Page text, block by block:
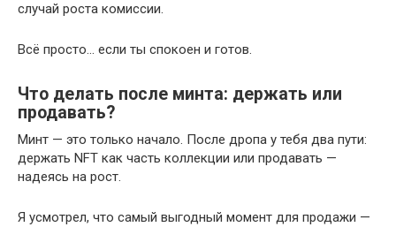
случай роста комиссии.
Всё просто… если ты спокоен и готов.
Что делать после минта: держать или
продавать?
Минт — это только начало. После дропа у тебя два пути:
держать NFT как часть коллекции или продавать —
надеясь на рост.
Я усмотрел, что самый выгодный момент для продажи —